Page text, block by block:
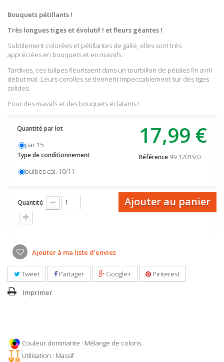
Bouquets pétillants !
Très longues tiges et évolutif ! et fleurs géantes !
Subtilement colorées et pétillantes de gaîté, elles sont très
appréciées en bouquets et en massifs.
Tardives, ces tulipes fleurissent dans un tourbillon de pétales fin avril
début mai. Leurs corolles se tiennent impeccablement sur des tiges
solides.
Pour des massifs et des bouquets éclatants !
17,99 €
Référence 99.12019.0
Quantité par lot
par 15
Type de conditionnement
bulbes cal. 10/11
Quantité Ajouter au panier
Ajouter à ma liste d'envies
Tweet Partager Google+ Pinterest
Imprimer
Couleur dominante : Mélange de coloris
Utilisation : Massif